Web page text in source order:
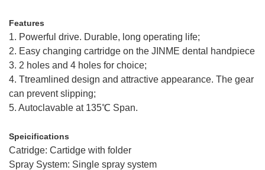
Features
1. Powerful drive. Durable, long operating life;
2. Easy changing cartridge on the JINME dental handpiece
3. 2 holes and 4 holes for choice;
4. Ttreamlined design and attractive appearance. The gear
can prevent slipping;
5. Autoclavable at 135℃ Span.
Speicifications
Catridge: Cartidge with folder
Spray System: Single spray system